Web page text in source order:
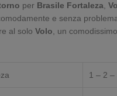
per Brasile Fortaleza
e senza
al solo Volo , un comodissimo
1 – 2 –